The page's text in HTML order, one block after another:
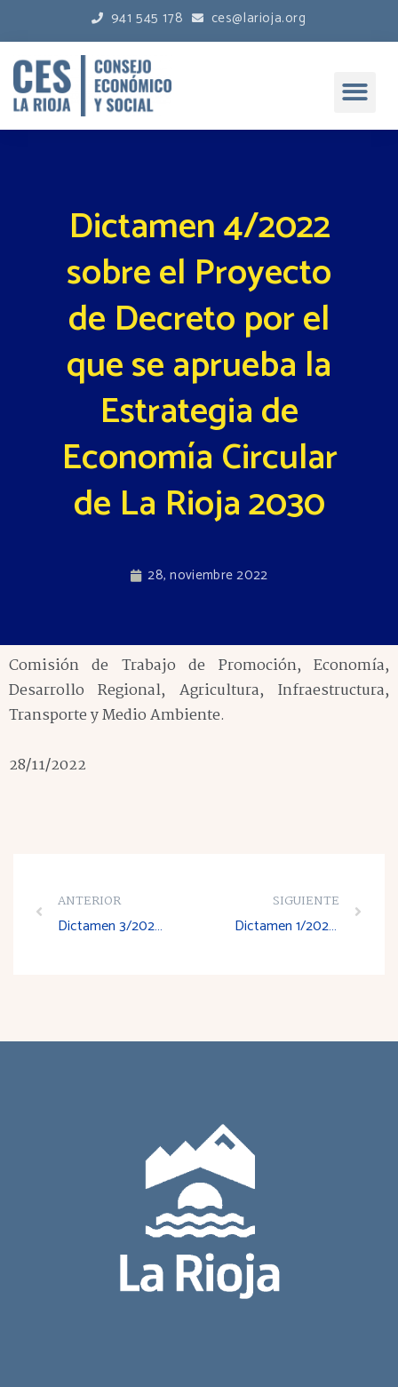
941 545 178 ces@larioja.org
Dictamen 4/2022
sobre el Proyecto
de Decreto por el
que se aprueba la
Estrategia de
Economía Circular
de La Rioja 2030
28, noviembre 2022
Comisión de Trabajo de Promoción, Economía,
Desarrollo Regional, Agricultura, Infraestructura,
Transporte y Medio Ambiente.
28/11/2022
ANTERIOR
Dictamen 3/2022 sobre el Anteproyecto de Ley por el que se aprueba el Plan Regional de Carreteras 2022-2030
SIGUIENTE
Dictamen 1/2023 sobre el Anteproyecto de Ley de Agricultura y Ganadería de La Rioja